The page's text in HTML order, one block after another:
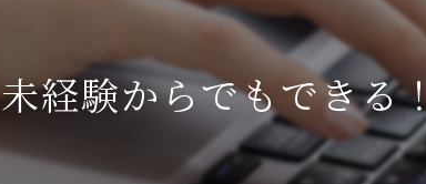
未経験からでもできる